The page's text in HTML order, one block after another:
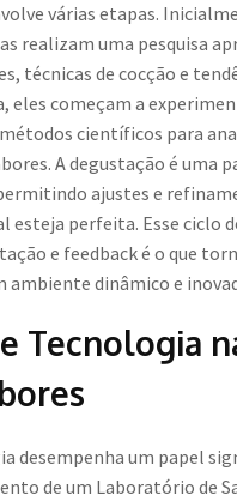
várias etapas.
realizam uma pesquisa
técnicas de cocção e
eles começam a
científicos para
A degustação é uma
ajustes e
esteja perfeita. Esse ciclo
e feedback é o que
ambiente dinâmico e
Tecnologia
desempenha um papel
de um Laboratório de